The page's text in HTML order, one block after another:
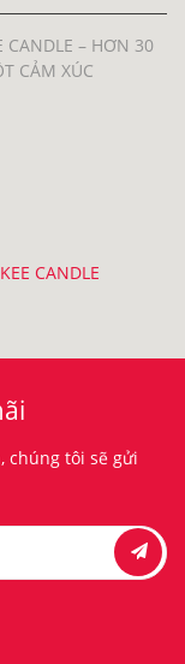
CANDLE – HƠN 30
CẢM XÚC
CANDLE
chúng tôi sẽ gửi